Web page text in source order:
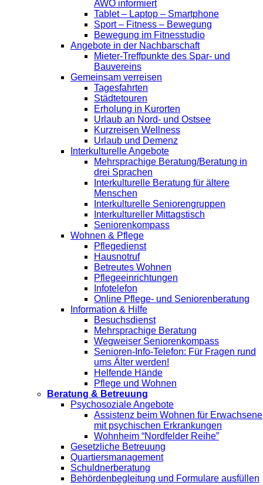
AWO informiert
Tablet – Laptop – Smartphone
Sport – Fitness – Bewegung
Bewegung im Fitnesstudio
Angebote in der Nachbarschaft
Mieter-Treffpunkte des Spar- und
Bauvereins
Gemeinsam verreisen
Tagesfahrten
Städtetouren
Erholung in Kurorten
Urlaub an Nord- und Ostsee
Kurzreisen Wellness
Urlaub und Demenz
Interkulturelle Angebote
Mehrsprachige Beratung/Beratung in
drei Sprachen
Interkulturelle Beratung für ältere
Menschen
Interkulturelle Seniorengruppen
Interkultureller Mittagstisch
Seniorenkompass
Wohnen & Pflege
Pflegedienst
Hausnotruf
Betreutes Wohnen
Pflegeeinrichtungen
Infotelefon
Online Pflege- und Seniorenberatung
Information & Hilfe
Besuchsdienst
Mehrsprachige Beratung
Wegweiser Seniorenkompass
Senioren-Info-Telefon: Für Fragen rund
ums Älter werden!
Helfende Hände
Pflege und Wohnen
Beratung & Betreuung
Psychosoziale Angebote
Assistenz beim Wohnen für Erwachsene
mit psychischen Erkrankungen
Wohnheim “Nordfelder Reihe”
Gesetzliche Betreuung
Quartiersmanagement
Schuldnerberatung
Behördenbegleitung und Formulare ausfüllen